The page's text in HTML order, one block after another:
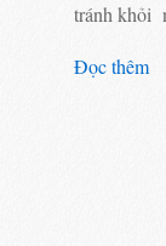
tránh khỏi
Đọc thêm